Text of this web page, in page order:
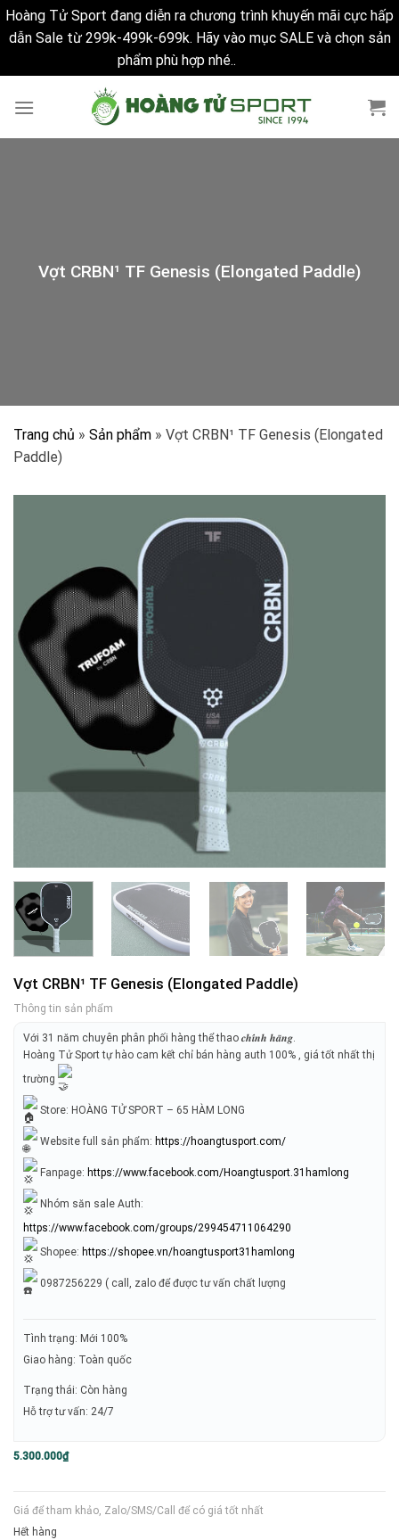
Hoàng Tử Sport đang diễn ra chương trình khuyến mãi cực hấp
dẫn Sale từ 299k-499k-699k. Hãy vào mục SALE và chọn sản
phẩm phù hợp nhé..
Vợt CRBN¹ TF Genesis (Elongated Paddle)
Trang chủ » Sản phẩm » Vợt CRBN¹ TF Genesis (Elongated
Paddle)
Vợt CRBN¹ TF Genesis (Elongated Paddle)
Thông tin sản phẩm
Với 31 năm chuyên phân phối hàng thể thao 𝒄𝒉𝒊́𝒏𝒉 𝒉𝒂̃𝒏𝒈.
Hoàng Tử Sport tự hào cam kết chỉ bán hàng auth 100% , giá tốt nhất thị
trường
Store: HOÀNG TỬ SPORT – 65 HÀM LONG
Website full sản phẩm: https://hoangtusport.com/
Fanpage: https://www.facebook.com/Hoangtusport.31hamlong
Nhóm săn sale Auth:
https://www.facebook.com/groups/299454711064290
Shopee: https://shopee.vn/hoangtusport31hamlong
0987256229 ( call, zalo để được tư vấn chất lượng
Tình trạng: Mới 100%
Giao hàng: Toàn quốc
Trạng thái: Còn hàng
Hỗ trợ tư vấn: 24/7
5.300.000₫
Giá để tham khảo, Zalo/SMS/Call để có giá tốt nhất
Hết hàng